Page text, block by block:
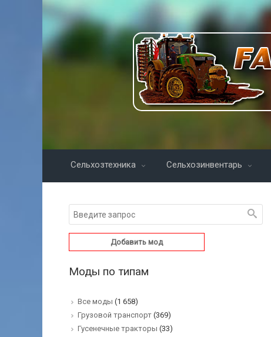
Сельхозтехника Сельхозинвентарь
Добавить мод
Моды по типам
Все моды (1 658)
Грузовой транспорт (369)
Гусенечные тракторы (33)